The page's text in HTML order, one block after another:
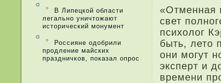
В Липецкой области
легально уничтожают
исторический монумент
Россияне одобрили
продление майских
праздничков, показал опрос
«Отменная
свет
психолог
быть, ле­то
они могут
эксперт и
времени